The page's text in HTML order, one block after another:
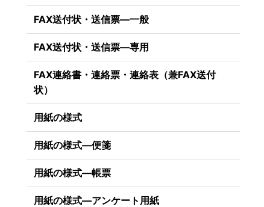
FAX送付状・送信票―一般
FAX送付状・送信票―専用
FAX連絡書・連絡票・連絡表（兼FAX送付
状）
用紙の様式
用紙の様式―便箋
用紙の様式―帳票
用紙の様式―アンケート用紙